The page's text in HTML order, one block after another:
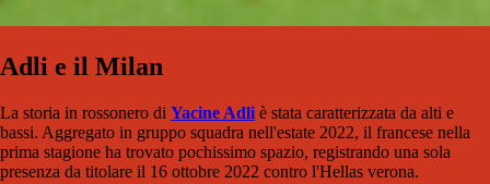
Adli e il Milan
La storia in rossonero di Yacine Adli è stata caratterizzata da alti e
bassi. Aggregato in gruppo squadra nell'estate 2022, il francese nella
prima stagione ha trovato pochissimo spazio, registrando una sola
presenza da titolare il 16 ottobre 2022 contro l'Hellas verona.